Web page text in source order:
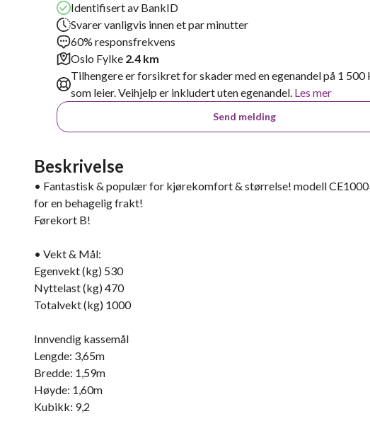
Identifisert av BankID
Svarer vanligvis innen et par minutter
60% responsfrekvens
Oslo Fylke 2.4 km
Tilhengere er forsikret for skader med en egenandel på 1 500
som leier. Veihjelp er inkludert uten egenandel. Les mer
Send melding
Beskrivelse
• Fantastisk & populær for kjørekomfort & størrelse! modell
for en behagelig frakt!
Førekort B!
• Vekt & Mål:
Egenvekt (kg) 530
Nyttelast (kg) 470
Totalvekt (kg) 1000
Innvendig kassemål
Lengde: 3,65m
Bredde: 1,59m
Høyde: 1,60m
Kubikk: 9,2